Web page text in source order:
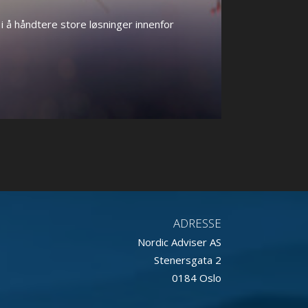
å håndtere store løsninger innenfor
ADRESSE
Nordic Adviser AS
Stenersgata 2
0184 Oslo